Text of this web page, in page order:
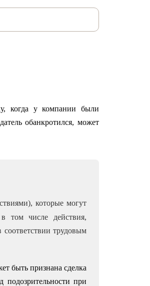
когда у компании были
обанкротился, может
которые могут
том числе действия,
трудовым
быть признана сделка
подозрительности при